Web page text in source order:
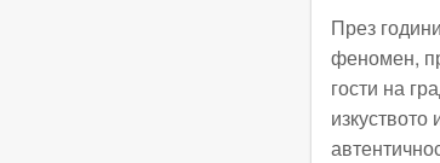
През
феномен,
гости на